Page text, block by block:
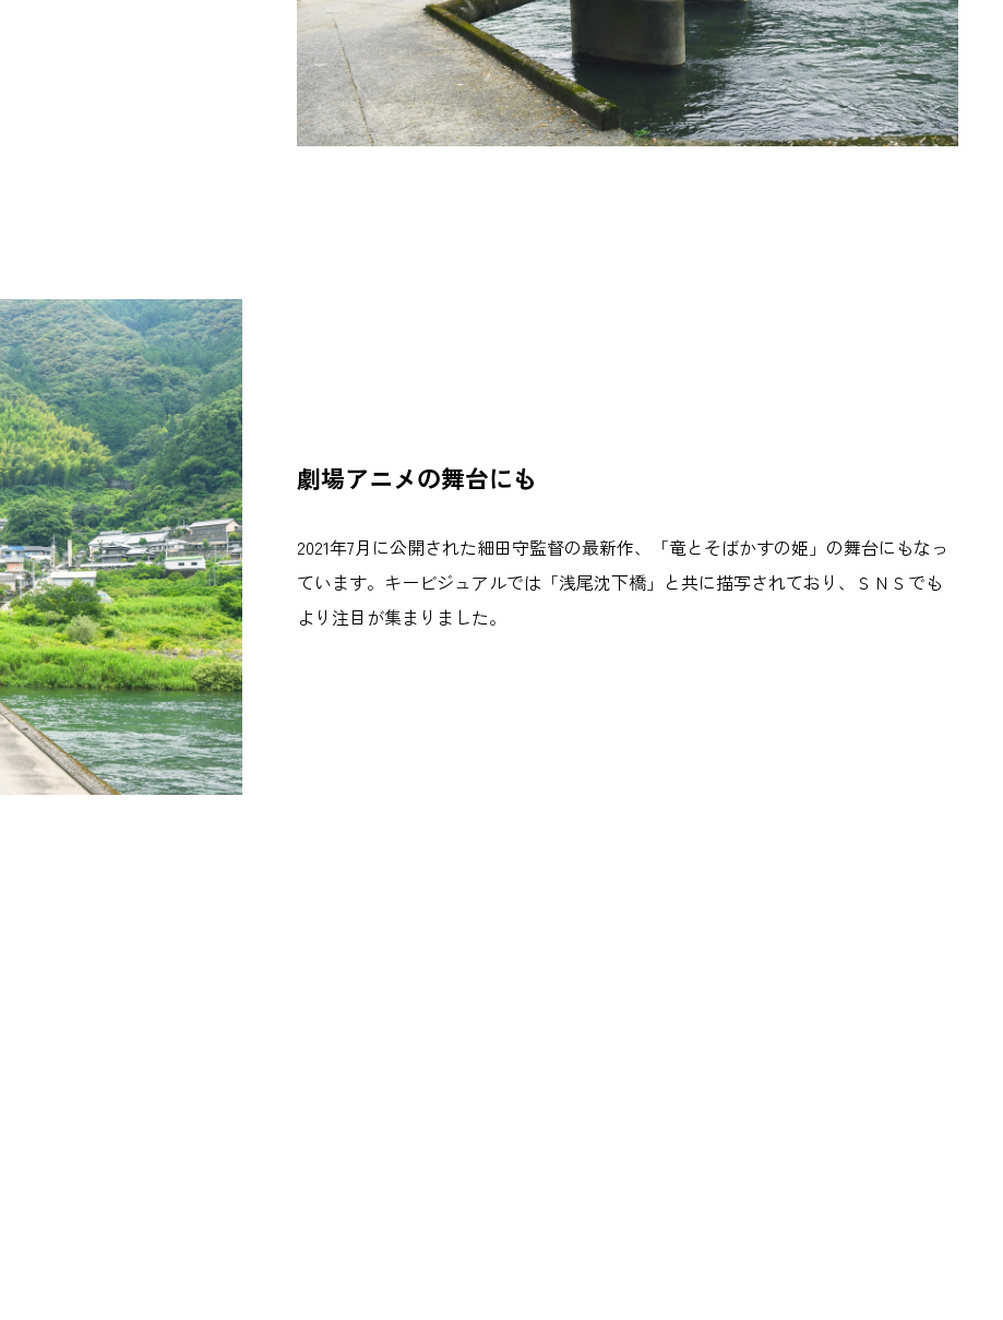
劇場アニメの舞台にも
2021年7月に公開された細田守監督の最新作、「竜とそばかすの姫」の舞台にもなっ
ています。キービジュアルでは「浅尾沈下橋」と共に描写されており、ＳＮＳでも
より注目が集まりました。